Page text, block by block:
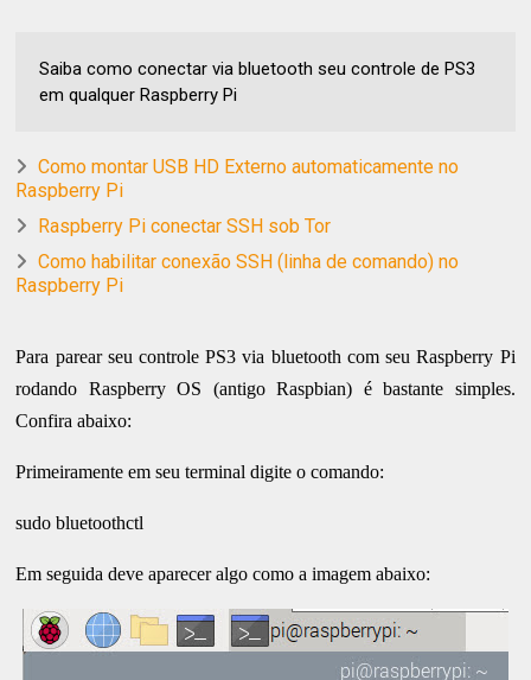
Saiba como conectar via bluetooth seu controle de PS3
em qualquer Raspberry Pi
Como montar USB HD Externo automaticamente no
Raspberry Pi
Raspberry Pi conectar SSH sob Tor
Como habilitar conexão SSH (linha de comando) no
Raspberry Pi
Para parear seu controle PS3 via bluetooth com seu Raspberry Pi
rodando Raspberry OS (antigo Raspbian) é bastante simples.
Confira abaixo:
Primeiramente em seu terminal digite o comando:
sudo bluetoothctl
Em seguida deve aparecer algo como a imagem abaixo: